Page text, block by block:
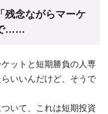
残念ながらマーケ
……
ットと短期勝負の人専
いいんだけど、そうで
いて、これは短期投資